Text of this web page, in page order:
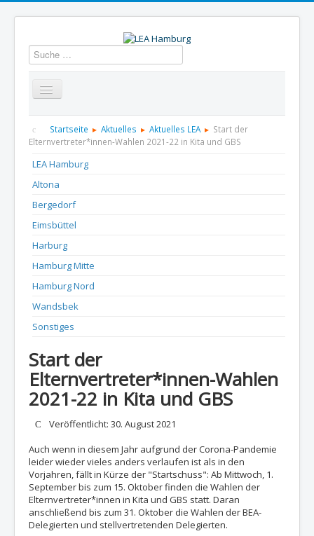
Suchen
Startseite Über uns Aktuelles Termine
Informationen
Kontakt
Startseite Aktuelles Aktuelles LEA
Start der
Elternvertreter*innen-Wahlen 2021-22 in Kita und GBS
LEA Hamburg
Altona
Bergedorf
Eimsbüttel
Harburg
Hamburg Mitte
Hamburg Nord
Wandsbek
Sonstiges
Start der
Elternvertreter*innen-Wahlen
2021-22 in Kita und GBS
DetailsVeröffentlicht: 30. August 2021
Auch wenn in diesem Jahr aufgrund der Corona-Pandemie
leider wieder vieles anders verlaufen ist als in den
Vorjahren, fällt in Kürze der "Startschuss": Ab Mittwoch, 1.
September bis zum 15. Oktober finden die Wahlen der
Elternvertreter*innen in Kita und GBS statt. Daran
anschließend bis zum 31. Oktober die Wahlen der BEA-
Delegierten und stellvertretenden Delegierten.